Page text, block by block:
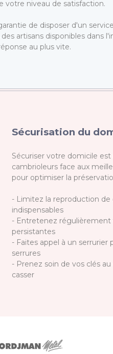
votre niveau de satisfaction.
de disposer d'un
artisans disponibles dans
au plus vite.
Sécurisation du
Sécuriser votre domicile
cambrioleurs face aux
pour optimiser la
- Limitez la reproduction de
indispensables
- Entretenez régulièrement
persistantes
- Faites appel à un
serrures
- Prenez soin de vos clés
casser